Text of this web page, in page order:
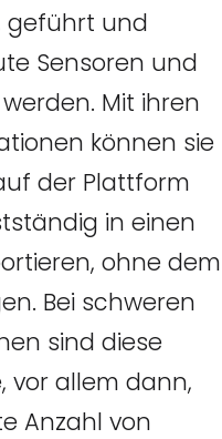
geführt und
Sensoren und
Mit ihren
können sie
der Plattform
in einen
ohne dem
Bei schweren
sind diese
vor allem dann,
Anzahl von